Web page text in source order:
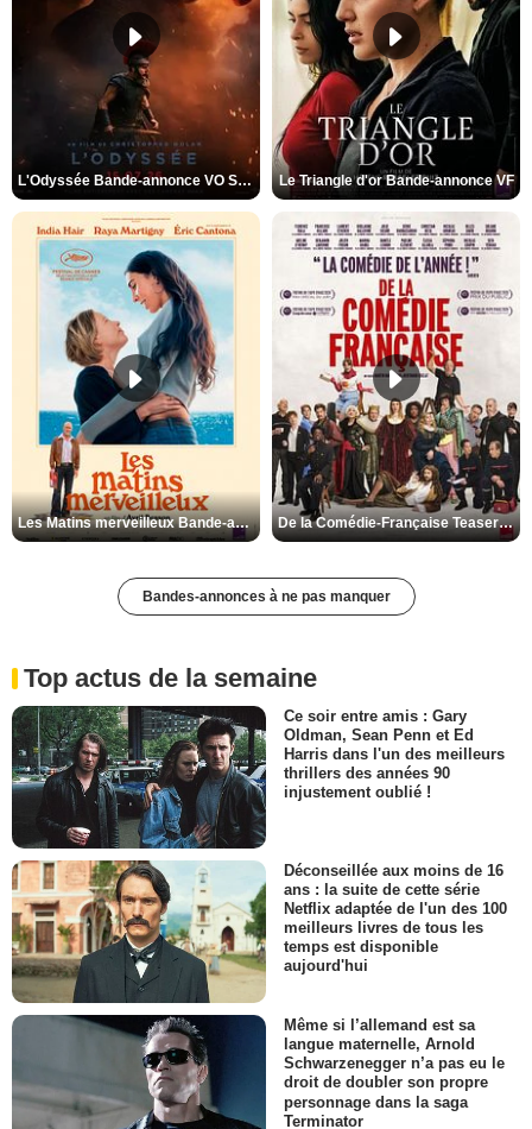
L'Odyssée Bande-annonce VO STFR Le Triangle d'or Bande-annonce VF
Les Matins merveilleux Bande-annonce VF De la Comédie-Française Teaser VF
Bandes-annonces à ne pas manquer
Top actus de la semaine
Ce soir entre amis : Gary
Oldman, Sean Penn et Ed
Harris dans l'un des meilleurs
thrillers des années 90
injustement oublié !
Déconseillée aux moins de 16
ans : la suite de cette série
Netflix adaptée de l'un des 100
meilleurs livres de tous les
temps est disponible
aujourd'hui
Même si l’allemand est sa
langue maternelle, Arnold
Schwarzenegger n’a pas eu le
droit de doubler son propre
personnage dans la saga
Terminator